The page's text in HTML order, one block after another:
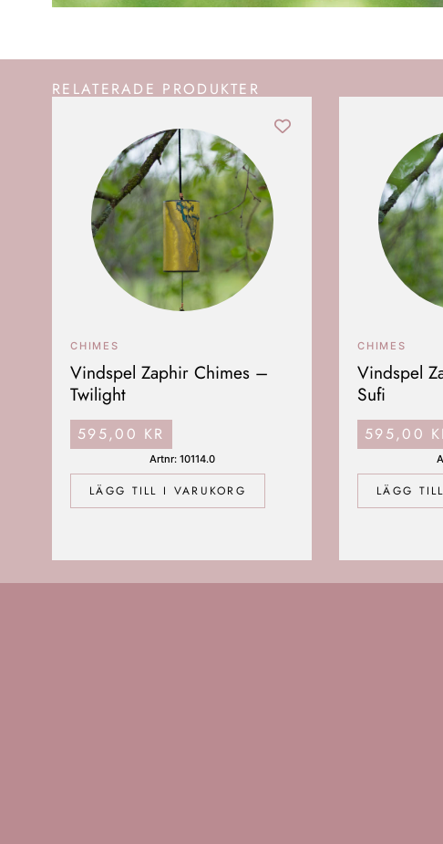
RELATERADE PRODUKTER
LÄGG TILL I VARUKORG
CHIMES
Vindspel Zaphir Chimes –
Twilight
595,00 KR
Artnr: 10114.0
LÄGG
CHIMES
Vindspel
Sufi
595,00